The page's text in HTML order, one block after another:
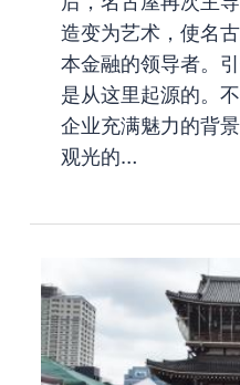
造变为艺术，使名
本金融的领导者。
是从这里起源的。
企业充满魅力的背
观光的…